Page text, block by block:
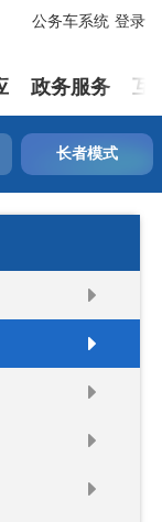
登录
公务车系统
政务服务 互
长者模式